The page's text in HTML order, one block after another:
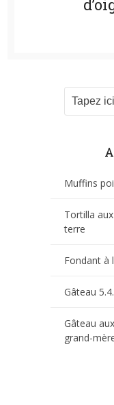
Muffins
Tortilla
terre
Fondant à
Gâteau
Gâteau
grand-